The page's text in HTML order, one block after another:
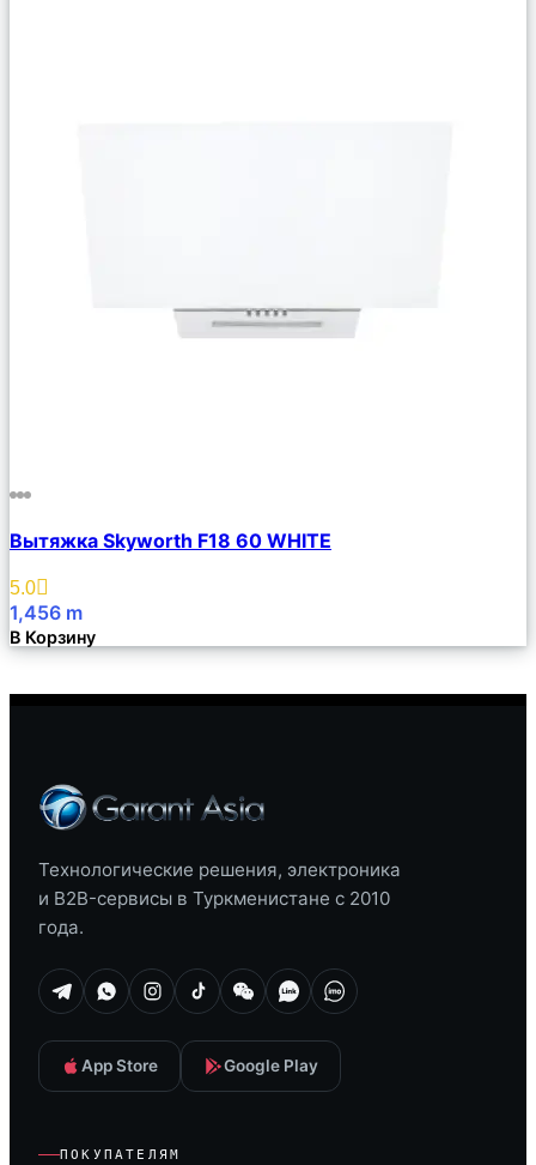
Описание
Избранное
Вытяжка Skyworth F18 60 WHITE
5.0
1,456 m
В Корзину
Технологические решения, электроника
и B2B-сервисы в Туркменистане с 2010
года.
App Store Google Play
ПОКУПАТЕЛЯМ